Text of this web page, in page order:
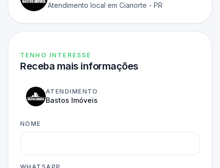
Atendimento local em Cianorte - PR
TENHO INTERESSE
Receba mais informações
ATENDIMENTO
Bastos Imóveis
NOME